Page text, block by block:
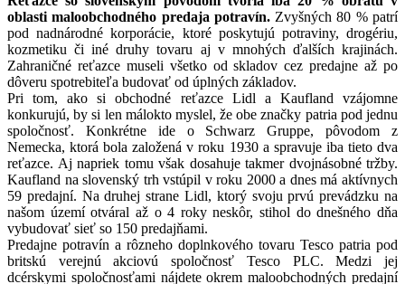
oblasti maloobchodného predaja potravín.Zvyšných 80 % patrí
pod nadnárodné korporácie, ktoré poskytujú potraviny, drogériu,
kozmetiku či iné druhy tovaru aj v mnohých ďalších krajinách.
Zahraničné reťazce museli všetko od skladov cez predajne až po
dôveru spotrebiteľa budovať od úplných základov.
Pri tom, ako si obchodné reťazce Lidl a Kaufland vzájomne
konkurujú, by si len málokto myslel, že obe značky patria pod jednu
spoločnosť. Konkrétne ide o Schwarz Gruppe, pôvodom z
Nemecka, ktorá bola založená v roku 1930 a spravuje iba tieto dva
reťazce. Aj napriek tomu však dosahuje takmer dvojnásobné tržby.
Kaufland na slovenský trh vstúpil v roku 2000 a dnes má aktívnych
59 predajní. Na druhej strane Lidl, ktorý svoju prvú prevádzku na
našom území otváral až o 4 roky neskôr, stihol do dnešného dňa
vybudovať sieť so 150 predajňami.
Predajne potravín a rôzneho doplnkového tovaru Tesco patria pod
britskú verejnú akciovú spoločnosť Tesco PLC. Medzi jej
dcérskymi spoločnosťami nájdete okrem maloobchodných predajní